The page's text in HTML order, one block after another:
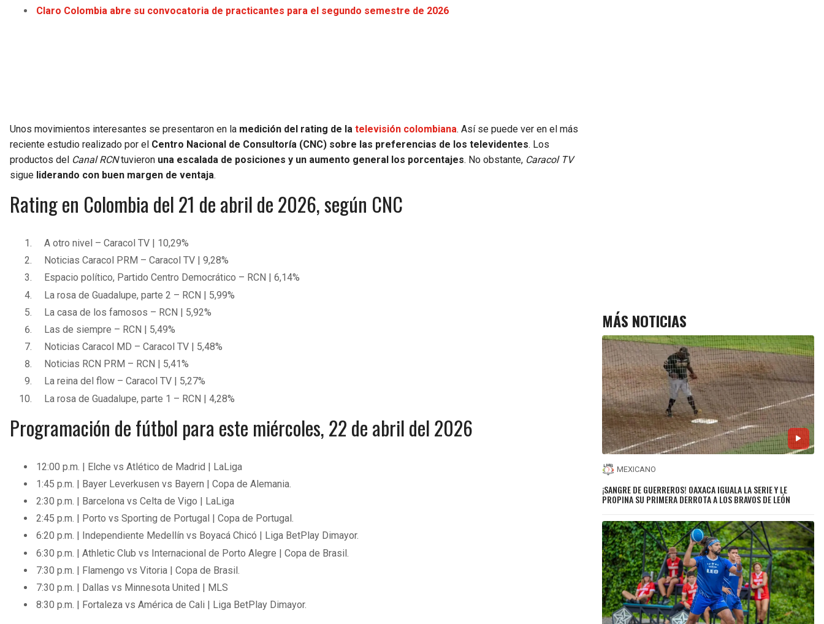
Claro Colombia abre su convocatoria de practicantes para el segundo semestre de 2026
Unos movimientos interesantes se presentaron en la medición del rating de la televisión colombiana. Así se puede ver en el más
reciente estudio realizado por el Centro Nacional de Consultoría (CNC) sobre las preferencias de los televidentes. Los
productos del Canal RCNtuvieron una escalada de posiciones y un aumento general los porcentajes. No obstante, Caracol TV
sigue liderando con buen margen de ventaja.
Rating en Colombia del 21 de abril de 2026, según CNC
A otro nivel – Caracol TV | 10,29%
Noticias Caracol PRM – Caracol TV | 9,28%
Espacio político, Partido Centro Democrático – RCN | 6,14%
La rosa de Guadalupe, parte 2 – RCN | 5,99%
La casa de los famosos – RCN | 5,92%
Las de siempre – RCN | 5,49%
Noticias Caracol MD – Caracol TV | 5,48%
Noticias RCN PRM – RCN | 5,41%
La reina del flow – Caracol TV | 5,27%
La rosa de Guadalupe, parte 1 – RCN | 4,28%
Programación de fútbol para este miércoles, 22 de abril del 2026
12:00 p.m. | Elche vs Atlético de Madrid | LaLiga
1:45 p.m. | Bayer Leverkusen vs Bayern | Copa de Alemania.
2:30 p.m. | Barcelona vs Celta de Vigo | LaLiga
2:45 p.m. | Porto vs Sporting de Portugal | Copa de Portugal.
6:20 p.m. | Independiente Medellín vs Boyacá Chicó | Liga BetPlay Dimayor.
6:30 p.m. | Athletic Club vs Internacional de Porto Alegre | Copa de Brasil.
7:30 p.m. | Flamengo vs Vitoria | Copa de Brasil.
7:30 p.m. | Dallas vs Minnesota United | MLS
8:30 p.m. | Fortaleza vs América de Cali | Liga BetPlay Dimayor.
MÁS NOTICIAS
MEXICANO
¡SANGRE DE GUERREROS! OAXACA IGUALA LA SERIE Y LE
PROPINA SU PRIMERA DERROTA A LOS BRAVOS DE LEÓN